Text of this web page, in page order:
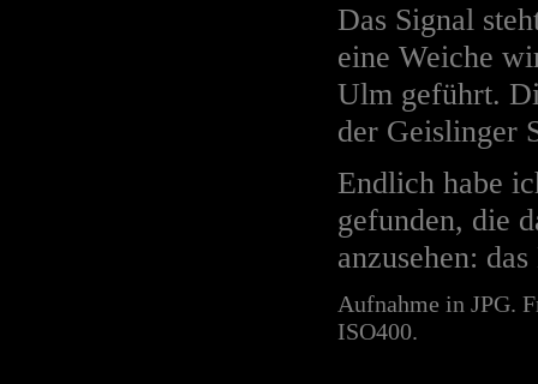
Das Signal
eine Weiche
Ulm geführt.
der Geislinger
Endlich habe
gefunden, die
anzusehen:
Aufnahme in JPG.
ISO400.